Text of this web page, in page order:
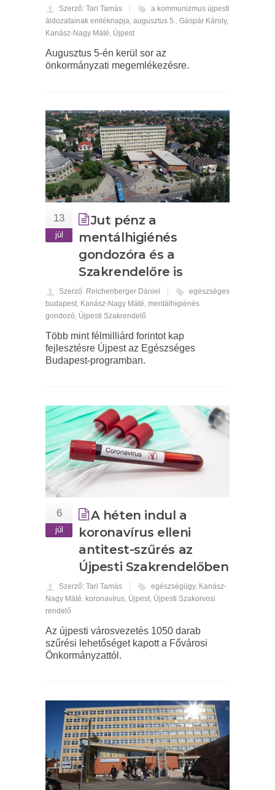
Szerző: Tari Tamás
a kommunizmus újpesti
áldozatainak emléknapja, augusztus 5., Gáspár Károly,
Kanász-Nagy Máté, Újpest
Augusztus 5-én kerül sor az
önkormányzati megemlékezésre.
13
júl
Jut pénz a
mentálhigiénés
gondozóra és a
Szakrendelőre is
Szerző: Reichenberger Dániel
egészséges
budapest, Kanász-Nagy Máté, mentálhigiénés
gondozó, Újpesti Szakrendelő
Több mint félmilliárd forintot kap
fejlesztésre Újpest az Egészséges
Budapest-programban.
6
júl
A héten indul a
koronavírus elleni
antitest-szűrés az
Újpesti Szakrendelőben
Szerző: Tari Tamás egészségügy, Kanász-
Nagy Máté, koronavírus, Újpest, Újpesti Szakorvosi
rendelő
Az újpesti városvezetés 1050 darab
szűrési lehetőséget kapott a Fővárosi
Önkormányzattól.